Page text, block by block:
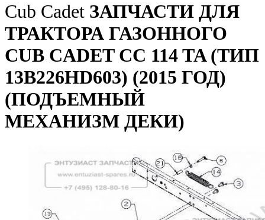
Cub Cadet ЗАПЧАСТИ ДЛЯ
ТРАКТОРА ГАЗОННОГО
CUB CADET CC 114 TA (ТИП
13B226HD603) (2015 ГОД)
(ПОДЪЕМНЫЙ
МЕХАНИЗМ ДЕКИ)